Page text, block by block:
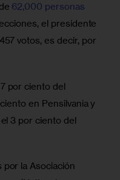
62,000 personas
el presidente
votos, es decir, por
por ciento del
en Pensilvania y
3 por ciento del
la Asociación